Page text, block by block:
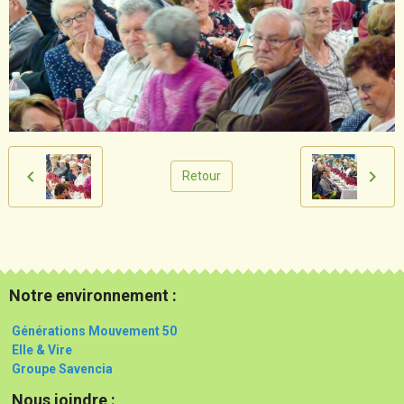
Retour
Notre environnement :
Générations Mouvement 50
Elle & Vire
Groupe Savencia
Nous joindre :